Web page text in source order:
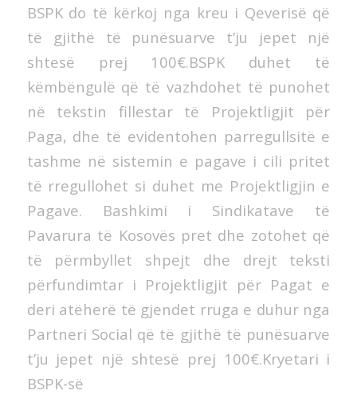
BSPK do të kërkoj nga kreu i Qeverisë që
të gjithë të punësuarve t’ju jepet një
shtesë prej 100€.BSPK duhet të
këmbëngulë që të vazhdohet të punohet
në tekstin fillestar të Projektligjit për
Paga, dhe të evidentohen parregullsitë e
tashme në sistemin e pagave i cili pritet
të rregullohet si duhet me Projektligjin e
Pagave. Bashkimi i Sindikatave të
Pavarura të Kosovës pret dhe zotohet që
të përmbyllet shpejt dhe drejt teksti
përfundimtar i Projektligjit për Pagat e
deri atëherë të gjendet rruga e duhur nga
Partneri Social që të gjithë të punësuarve
t’ju jepet një shtesë prej 100€.Kryetari i
BSPK-së